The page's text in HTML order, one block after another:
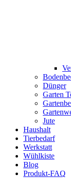
Dünger
Garten
Jute
Haushalt
Tierbedarf
Werkstatt
Wühlkiste
Blog
Produkt-FAQ